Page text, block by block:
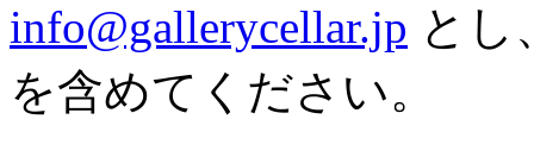
info@gallerycellar.jp とし
を含めてください。